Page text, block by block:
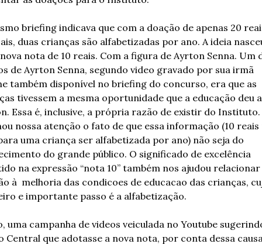
briefing indicava que com a doação de apenas 20
duas crianças são alfabetizadas por ano. A ideia
nota de 10 reais. Com a figura de Ayrton Senna. Um
de Ayrton Senna, segundo video gravado por sua irmã
também disponível no briefing do concurso, era que as
tivessem a mesma oportunidade que a educação deu
Essa é, inclusive, a própria razão de existir do Instituto.
nossa atenção o fato de que essa informação (10
uma criança ser alfabetizada por ano) não seja do
do grande público. O significado de excelência
na expressão “nota 10” também nos ajudou relacionar
à  melhoria das condicoes de educacao das crianças,
e importante passo é a alfabetização.
uma campanha de videos veiculada no Youtube
Central que adotasse a nova nota, por conta dessa